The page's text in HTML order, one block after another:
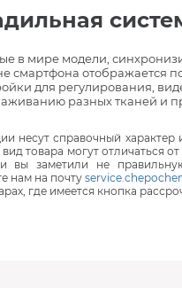
в мире модели,
смартфона отображается
для регулирования,
разных тканей и
несут справочный характер
товара могут отличаться
вы заметили не
нам на почту
где имеется кнопка